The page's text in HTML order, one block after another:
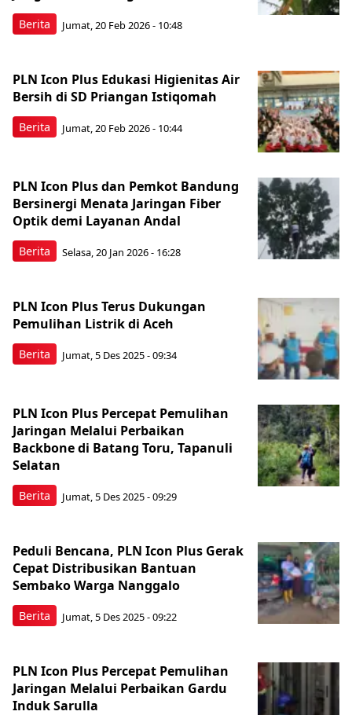
Berita Jumat, 20 Feb 2026 - 10:48
Berita
PLN Icon Plus Edukasi Higienitas Air
Bersih di SD Priangan Istiqomah
Jumat, 20 Feb 2026 - 10:44
Berita
PLN Icon Plus dan Pemkot Bandung
Bersinergi Menata Jaringan Fiber
Optik demi Layanan Andal
Selasa, 20 Jan 2026 - 16:28
Berita
PLN Icon Plus Terus Dukungan
Pemulihan Listrik di Aceh
Jumat, 5 Des 2025 - 09:34
Berita
PLN Icon Plus Percepat Pemulihan
Jaringan Melalui Perbaikan
Backbone di Batang Toru, Tapanuli
Selatan
Jumat, 5 Des 2025 - 09:29
Berita
Peduli Bencana, PLN Icon Plus Gerak
Cepat Distribusikan Bantuan
Sembako Warga Nanggalo
Jumat, 5 Des 2025 - 09:22
PLN Icon Plus Percepat Pemulihan
Jaringan Melalui Perbaikan Gardu
Induk Sarulla